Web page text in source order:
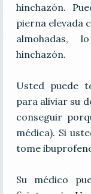
hinchazón.
pierna elevada
almohadas,
hinchazón.
Usted puede
para aliviar su
conseguir
médica). Si
tome
Su médico